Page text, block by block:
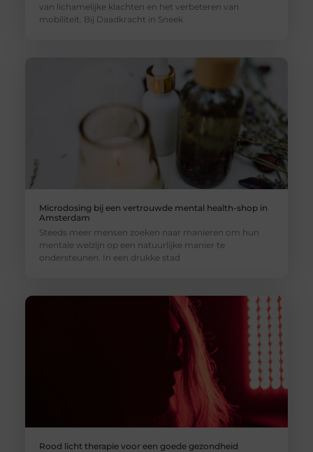
van lichamelijke klachten en het verbeteren van
mobiliteit. Bij Daadkracht in Sneek
Microdosing bij een vertrouwde mental health-shop in
Amsterdam
Steeds meer mensen zoeken naar manieren om hun
mentale welzijn op een natuurlijke manier te
ondersteunen. In een drukke stad
Rood licht therapie voor een goede gezondheid